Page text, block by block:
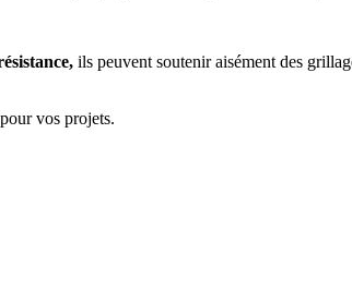
ils peuvent soutenir aisément des
vos projets.